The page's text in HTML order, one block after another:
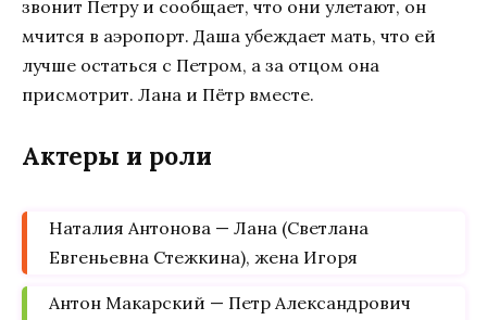
звонит Петру и сообщает, что они улетают, он
мчится в аэропорт. Даша убеждает мать, что ей
лучше остаться с Петром, а за отцом она
присмотрит. Лана и Пётр вместе.
Актеры и роли
Наталия Антонова — Лана (Светлана
Евгеньевна Стежкина), жена Игоря
Антон Макарский — Петр Александрович